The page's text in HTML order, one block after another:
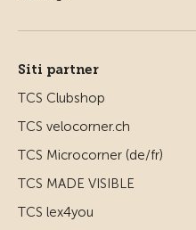
Siti partner
TCS Clubshop
TCS velocorner.ch
TCS Microcorner (de/fr)
TCS MADE VISIBLE
TCS lex4you